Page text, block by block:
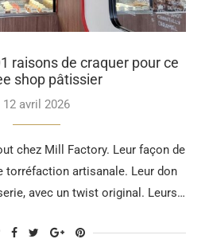
raisons de craquer pour ce
shop pâtissier
12 avril 2026
chez Mill Factory. Leur façon de
torréfaction artisanale. Leur don
avec un twist original. Leurs…